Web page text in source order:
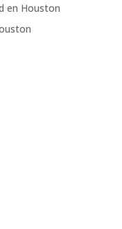
en Houston